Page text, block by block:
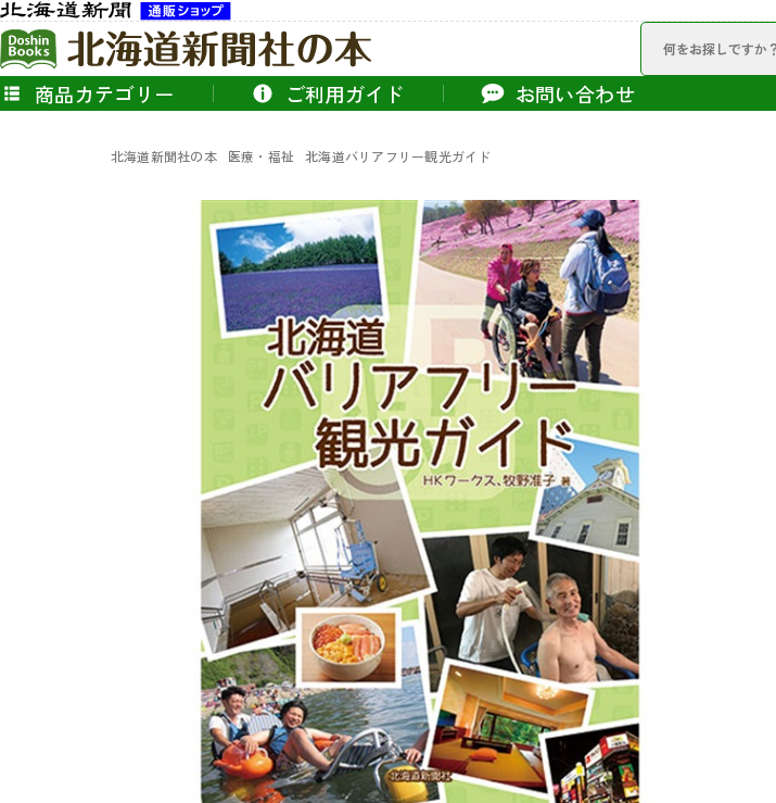
商品カテゴリー ご利用ガイド お問い合わせ
北海道新聞社の本 医療・福祉 北海道バリアフリー観光ガイド